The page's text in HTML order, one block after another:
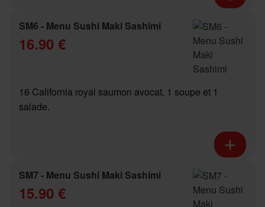
SM6 - Menu Sushi Maki Sashimi
16.90 €
16 California royal saumon avocat, 1 soupe et 1
salade.
SM7 - Menu Sushi Maki Sashimi
15.90 €